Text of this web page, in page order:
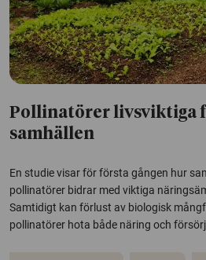
Pollinatörer livsviktiga
samhällen
En studie visar för första gången hur
pollinatörer bidrar med viktiga
Samtidigt kan förlust av biologisk
pollinatörer hota både näring och